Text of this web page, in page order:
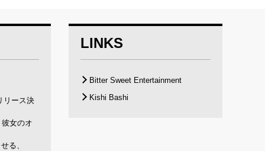
リース決
女のオ
る、
LINKS
Bitter Sweet Entertainment
Kishi Bashi